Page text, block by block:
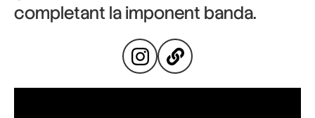
completant la imponent banda.